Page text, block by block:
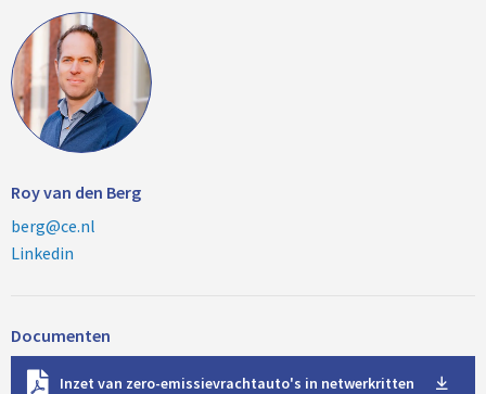
Roy van den Berg
berg@ce.nl
Linkedin
Documenten
Inzet van zero-emissievrachtauto's in netwerkritten